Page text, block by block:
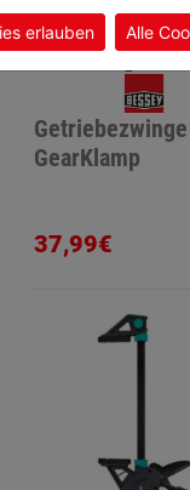
Getriebezwinge
GearKlamp
37,99€
erlauben Alle